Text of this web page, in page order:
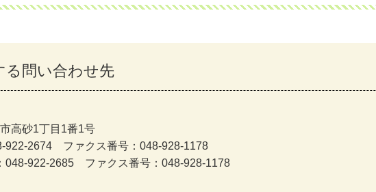
る問い合わせ先
高砂1丁目1番1号
2674 ファクス番号：048-928-1178
922-2685 ファクス番号：048-928-1178